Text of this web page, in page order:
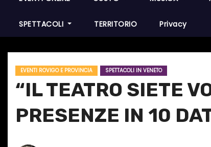
SPETTACOLI TERRITORIO Privacy
EVENTI ROVIGO E PROVINCIA SPETTACOLI IN VENETO
“IL TEATRO SIETE
PRESENZE IN 10